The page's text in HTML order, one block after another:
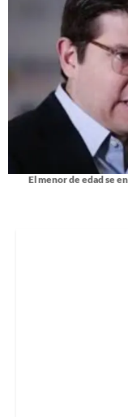
El menor de edad se